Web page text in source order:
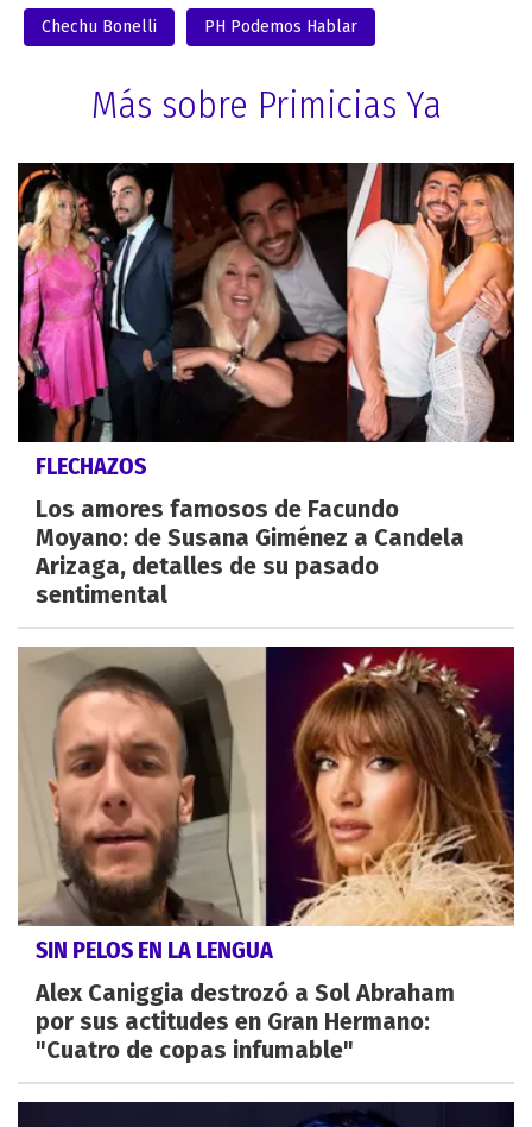
Chechu Bonelli PH Podemos Hablar
Más sobre Primicias Ya
FLECHAZOS
Los amores famosos de Facundo
Moyano: de Susana Giménez a Candela
Arizaga, detalles de su pasado
sentimental
SIN PELOS EN LA LENGUA
Alex Caniggia destrozó a Sol Abraham
por sus actitudes en Gran Hermano:
"Cuatro de copas infumable"